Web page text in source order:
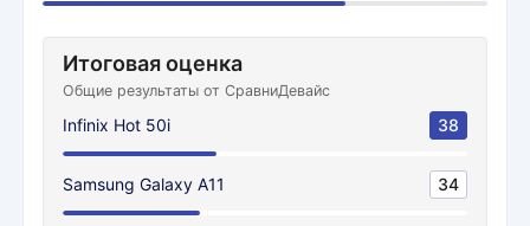
Итоговая оценка
Общие результаты от СравниДевайс
Infinix Hot 50i 38
Samsung Galaxy A11 34